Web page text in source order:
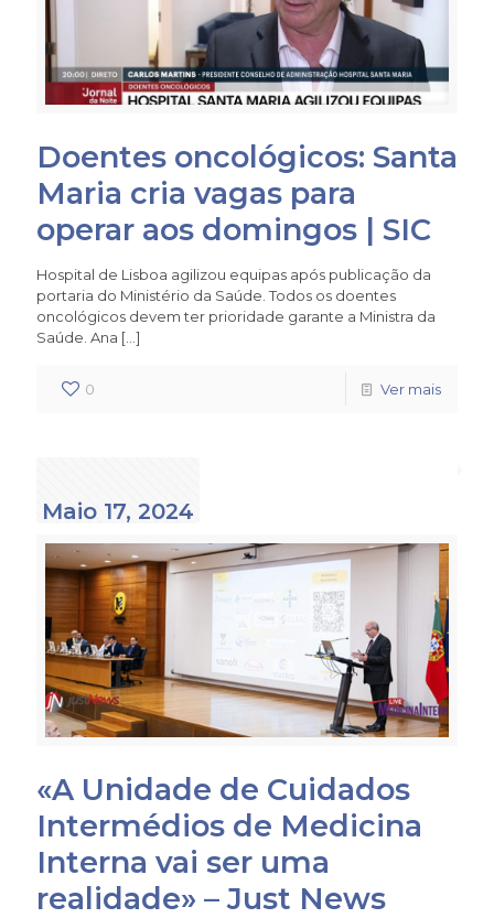
Doentes oncológicos: Santa
Maria cria vagas para
operar aos domingos | SIC
Hospital de Lisboa agilizou equipas após publicação da
portaria do Ministério da Saúde. Todos os doentes
oncológicos devem ter prioridade garante a Ministra da
Saúde. Ana […]
0 Ver mais
Maio 17, 2024
«A Unidade de Cuidados
Intermédios de Medicina
Interna vai ser uma
realidade» – Just News